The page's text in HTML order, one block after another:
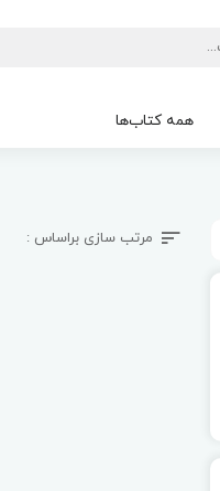
همه کتاب‌ها
مرتب سازی براساس :